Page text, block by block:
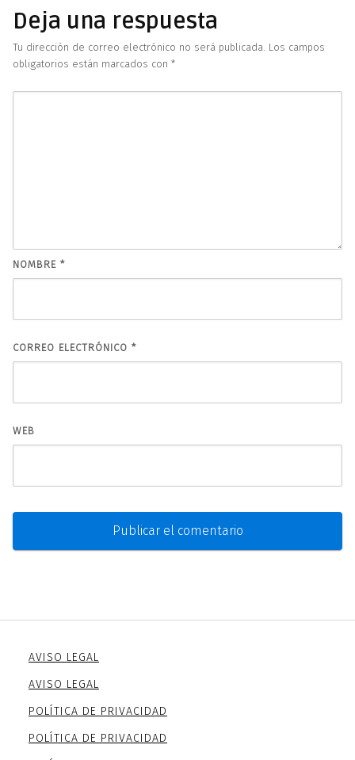
Deja una respuesta
Tu dirección de correo electrónico no será publicada. Los campos
obligatorios están marcados con *
NOMBRE *
CORREO ELECTRÓNICO *
WEB
AVISO LEGAL
AVISO LEGAL
POLÍTICA DE PRIVACIDAD
POLÍTICA DE PRIVACIDAD